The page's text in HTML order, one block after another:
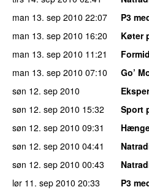
man 13. sep 2010 22:07
P3
man 13. sep 2010 16:20
Køter
man 13. sep 2010 11:21
man 13. sep 2010 07:10
Go’
søn 12. sep 2010
søn 12. sep 2010 15:32
Sport
søn 12. sep 2010 09:31
søn 12. sep 2010 04:41
søn 12. sep 2010 00:43
lør 11. sep 2010 20:33 P3